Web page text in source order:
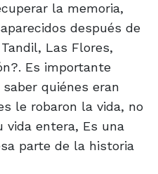
la memoria,
después de
Las Flores,
Es importante
quiénes eran
le robaron la vida, no
vida entera, Es una
parte de la historia